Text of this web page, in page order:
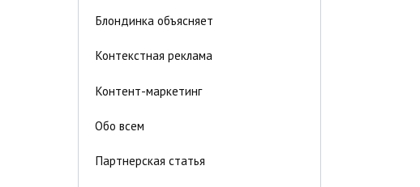
Блондинка объясняет
Контекстная реклама
Контент-маркетинг
Обо всем
Партнерская статья